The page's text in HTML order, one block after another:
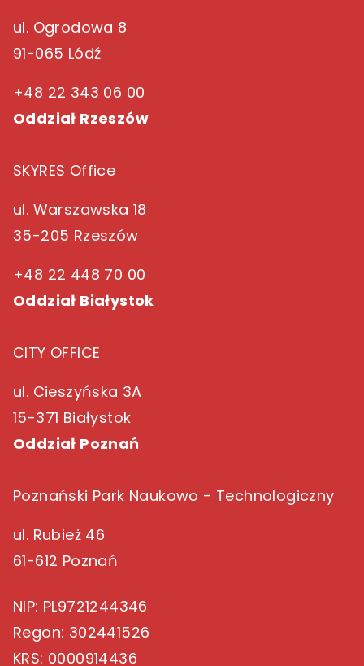
ul. Ogrodowa 8
91-065 Lódź
+48 22 343 06 00
Oddział Rzeszów
SKYRES Office
ul. Warszawska 18
35-205 Rzeszów
+48 22 448 70 00
Oddział Białystok
CITY OFFICE
ul. Cieszyńska 3A
15-371 Białystok
Oddział Poznań
Poznański Park Naukowo - Technologiczny
ul. Rubież 46
61-612 Poznań
NIP: PL9721244346
Regon: 302441526
KRS: 0000914436